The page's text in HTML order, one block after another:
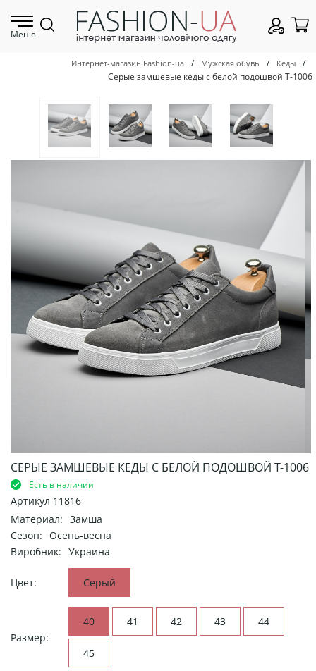
Меню
Интернет-магазин Fashion-ua / Мужская обувь / Кеды
/
Серые замшевые кеды с белой подошвой Т-1006
СЕРЫЕ ЗАМШЕВЫЕ КЕДЫ С БЕЛОЙ ПОДОШВОЙ Т-1006
Есть в наличии
Артикул 11816
Материал: Замша
Сезон: Осень-весна
Виробник: Украина
Цвет: Серый
Размер:
40 41 42 43 44
45